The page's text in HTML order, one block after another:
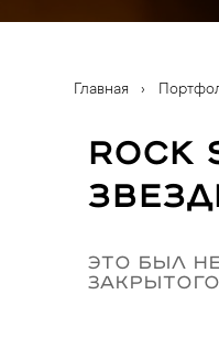
Главная ›
Rock
Это был